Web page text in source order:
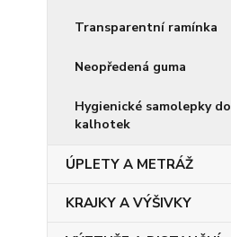
Transparentní ramínka
Neopředená guma
Hygienické samolepky do
kalhotek
ÚPLETY A METRÁŽ
KRAJKY A VÝŠIVKY